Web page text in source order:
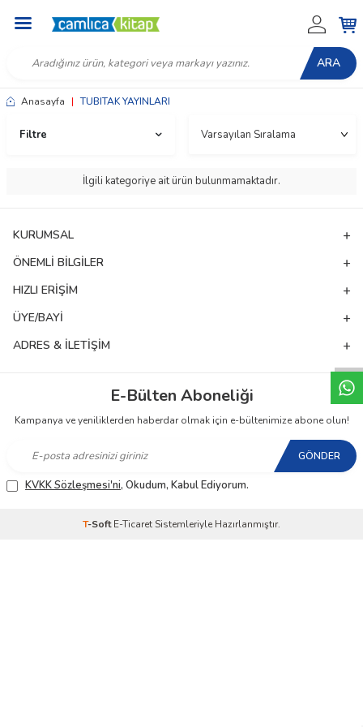
W
h
t
a
p
p
D
e
s
e
H
a
t
t
ARA
Anasayfa | TUBITAK YAYINLARI
Filtre
İlgili kategoriye ait ürün bulunmamaktadır.
KURUMSAL
ÖNEMLI BILGILER
HIZLI ERIŞIM
ÜYE/BAYI
ADRES & İLETIŞIM
E-Bülten Aboneliği
Kampanya ve yeniliklerden haberdar olmak için e-bültenimize abone olun!
GÖNDER
KVKK Sözleşmesi'ni, Okudum, Kabul Ediyorum.
T-SoftE-TicaretSistemleriyle Hazırlanmıştır.